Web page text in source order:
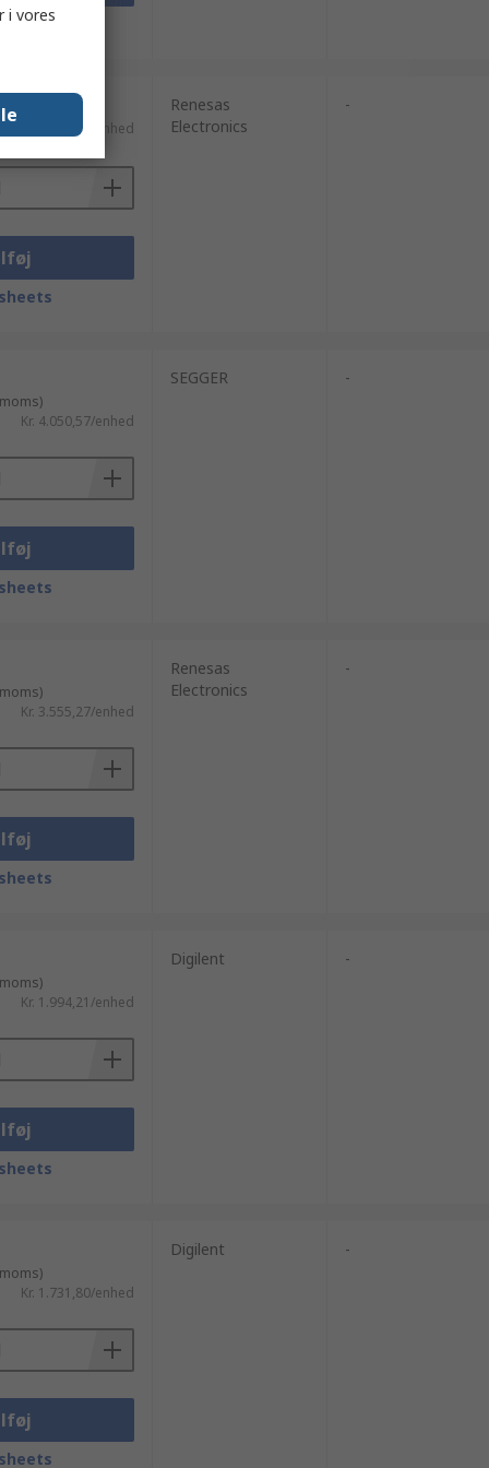
Kr. 478,44/enhed
Renesas
Electronics
-
Kr. 4.050,57/enhed
SEGGER -
Kr. 3.555,27/enhed
Renesas
Electronics
-
Kr. 1.994,21/enhed
Digilent -
Kr. 1.731,80/enhed
Digilent -
i vores